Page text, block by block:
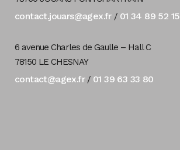
contact.jouars@agex.fr/ 01 34 89 52 15
6 avenue Charles de Gaulle – Hall C
78150 LE CHESNAY
contact@agex.fr/ 01 39 63 33 80